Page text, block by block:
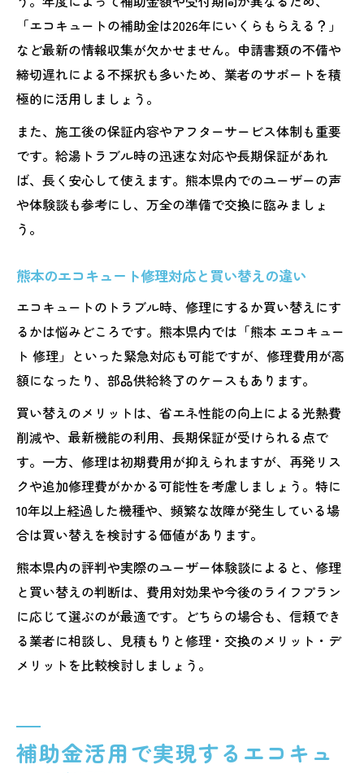
「エコキュートの補助金は2026年にいくらもらえる？」
など最新の情報収集が欠かせません。申請書類の不備や
締切遅れによる不採択も多いため、業者のサポートを積
極的に活用しましょう。
また、施工後の保証内容やアフターサービス体制も重要
です。給湯トラブル時の迅速な対応や長期保証があれ
ば、長く安心して使えます。熊本県内でのユーザーの声
や体験談も参考にし、万全の準備で交換に臨みましょ
う。
熊本のエコキュート修理対応と買い替えの違い
エコキュートのトラブル時、修理にするか買い替えにす
るかは悩みどころです。熊本県内では「熊本 エコキュー
ト 修理」といった緊急対応も可能ですが、修理費用が高
額になったり、部品供給終了のケースもあります。
買い替えのメリットは、省エネ性能の向上による光熱費
削減や、最新機能の利用、長期保証が受けられる点で
す。一方、修理は初期費用が抑えられますが、再発リス
クや追加修理費がかかる可能性を考慮しましょう。特に
10年以上経過した機種や、頻繁な故障が発生している場
合は買い替えを検討する価値があります。
熊本県内の評判や実際のユーザー体験談によると、修理
と買い替えの判断は、費用対効果や今後のライフプラン
に応じて選ぶのが最適です。どちらの場合も、信頼でき
る業者に相談し、見積もりと修理・交換のメリット・デ
メリットを比較検討しましょう。
補助金活用で実現するエコキュ